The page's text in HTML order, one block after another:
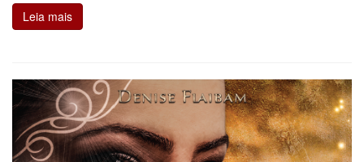
Leia mais